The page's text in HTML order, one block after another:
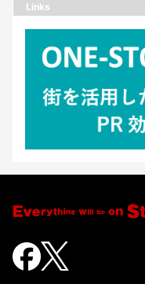
Links